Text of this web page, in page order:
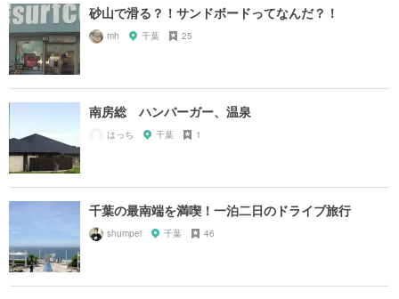
砂山で滑る？！サンドボードってなんだ？！
mh 千葉 25
南房総 ハンバーガー、温泉
はっち 千葉 1
千葉の最南端を満喫！一泊二日のドライブ旅行
shumpei 千葉 46